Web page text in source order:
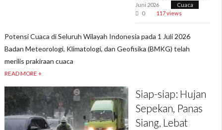
Juni 2026
Cuaca
0
117 views
Potensi Cuaca di Seluruh Wilayah Indonesia pada 1 Juli 2026
Badan Meteorologi, Klimatologi, dan Geofisika (BMKG) telah
merilis prakiraan cuaca
READ MORE +
Siap-siap: Hujan
Sepekan, Panas
Siang, Lebat